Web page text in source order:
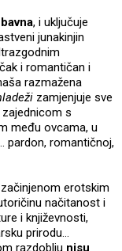
, i uključuje
junakinjin
i romantičan i
razmažena
zamjenjuje sve
s
među ovcama, u
pardon, romantičnoj,
erotskim
načitanost i
i književnosti,
prirodu...
razdoblju nisu